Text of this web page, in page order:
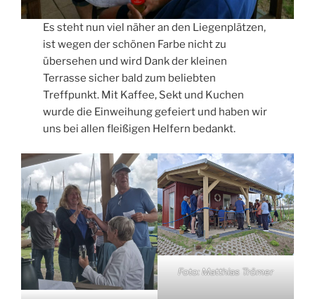
Es steht nun viel näher an den Liegenplätzen,
ist wegen der schönen Farbe nicht zu
übersehen und wird Dank der kleinen
Terrasse sicher bald zum beliebten
Treffpunkt. Mit Kaffee, Sekt und Kuchen
wurde die Einweihung gefeiert und haben wir
uns bei allen fleißigen Helfern bedankt.
Foto: Matthias Trömer